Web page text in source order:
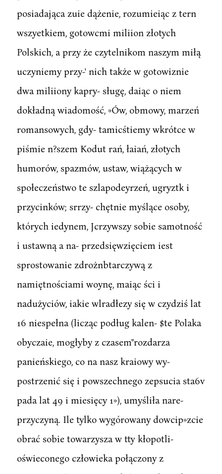
posiadająca zuie dążenie, rozumieiąc z tern
wszyetkiem, gotowcmi miliion złotych
Polskich, a przy że czytelnikom naszym miłą
uczyniemy przy-' nich także w gotowiznie
dwa miliiony kapry- sługę, daiąc o niem
dokładną wiadomość, »Ów, obmowy, marzeń
romansowych, gdy- tamicśtiemy wkrótce w
piśmie n?szem Kodut rań, łaiań, złotych
humorów, spazmów, ustaw, wiążących w
społeczeństwo te szlapodeyrzeń, ugryztk i
przycinków; srrzy- chętnie myślące osoby,
których iedynem, Jcrzywszy sobie samotność
i ustawną a na- przedsięwzięciem iest
sprostowanie zdrożnbtarczywą z
namiętnościami woynę, maiąc ści i
nadużyciów, iakie wlradłezy się w czydziś lat
16 niespełna (licząc podług kalen- $te Polaka
obyczaie, mogłyby z czasem"rozdarza
panieńskiego, co na nasz kraiowy wy-
postrzenić się i powszechnego zepsucia sta6v
pada lat 49 i miesięcy 1»), umyśliła nare-
przyczyną. Ile tylko wygórowany dowcip»zcie
obrać sobie towarzysza w tty kłopotli-
oświeconego człowieka połączony z